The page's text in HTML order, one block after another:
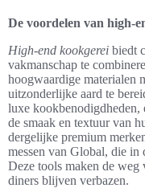
De voordelen van high-
High-end kookgerei biedt
vakmanschap te
hoogwaardige materialen
uitzonderlijke aard te
luxe kookbenodigdheden,
de smaak en textuur van
dergelijke premium
messen van Global, die in
Deze tools maken de weg
diners blijven verbazen.